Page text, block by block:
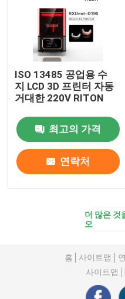
ISO 13485 공업용 수
지 LCD 3D 프린터 자동
거대한 220V RITON
최고의 가격
연락처
더 많은 것
오
홈 사이트맵
사이트맵